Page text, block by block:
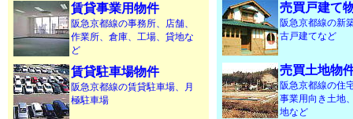
賃貸事業用物件
阪急京都線の事務所、店舗、
作業所、倉庫、工場、貸地な
ど
賃貸駐車場物件
阪急京都線の賃貸駐車場、月
極駐車場
売買戸建て
阪急京都線の新
古戸建てなど
売買土地物
阪急京都線の住
事業用向き土地
地など